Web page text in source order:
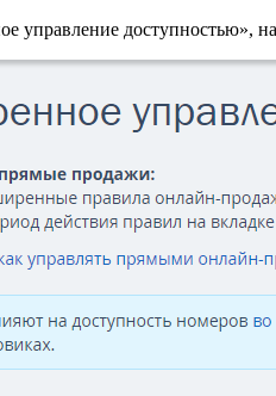
управление доступностью»,